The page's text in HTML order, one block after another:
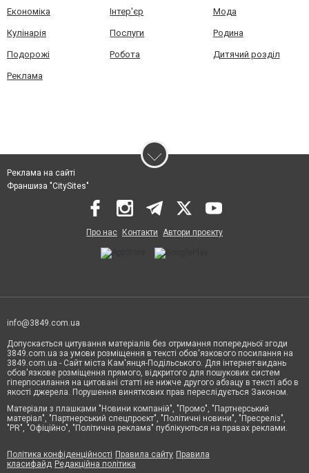
Економіка Інтер'єр Мода
Кулінарія Послуги Родина
Подорожі Робота Дитячий розділ
Реклама
Реклама на сайті
Франшиза "CitySites"
Про нас Контакти Автори проєкту
info@3849.com.ua
Допускається цитування матеріалів без отримання попередньої згоди
3849.com.ua за умови розміщення в тексті обов'язкового посилання на
3849.com.ua - Сайт міста Кам'янця-Подільського. Для інтернет-видань
обов'язкове розміщення прямого, відкритого для пошукових систем
гіперпосилання на цитовані статті не нижче другого абзацу в тексті або в
якості джерела. Порушення виняткових прав переслідується Законом.
Матеріали з плашками "Новини компаній", "Промо", "Партнерський
матеріал", "Партнерський спецпроєкт", "Політичні новини", "Пресреліз",
"PR", "Офіційно", "Політична реклама" публікуються на правах реклами.
Політика конфіденційності Правила сайту Правила
класифайд Редакційна політика